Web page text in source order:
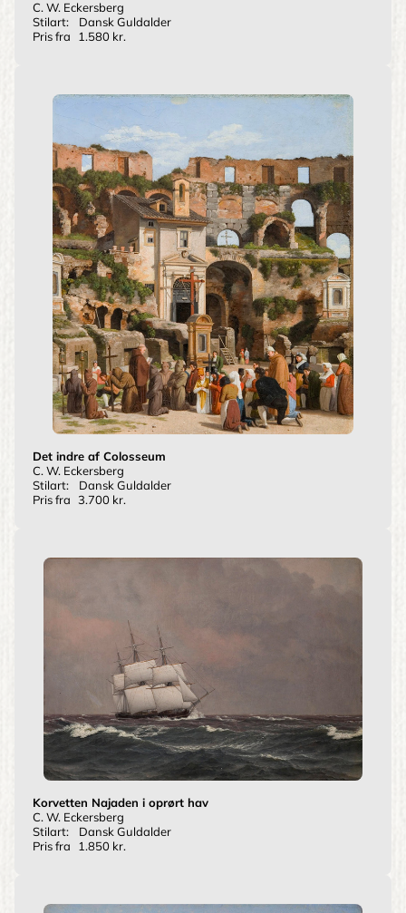
C. W. Eckersberg
Stilart:
Dansk Guldalder
Pris fra
1.580 kr.
Det indre af Colosseum
C. W. Eckersberg
Stilart:
Dansk Guldalder
Pris fra 3.700 kr.
Korvetten Najaden i oprørt hav
C. W. Eckersberg
Stilart:
Dansk Guldalder
Pris fra
1.850 kr.